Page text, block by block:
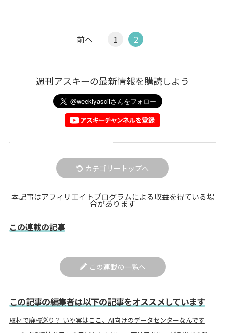
前へ 1 2
週刊アスキーの最新情報を購読しよう
カテゴリートップへ
本記事はアフィリエイトプログラムによる収益を得ている場
合があります
この連載の記事
この連載の一覧へ
この記事の編集者は以下の記事をオススメしています
取材で廃校巡り？ いや実はここ、AI向けのデータセンターなんです